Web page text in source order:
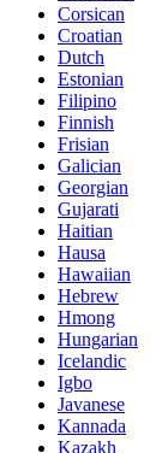
Corsican
Croatian
Dutch
Estonian
Filipino
Finnish
Frisian
Galician
Georgian
Gujarati
Haitian
Hausa
Hawaiian
Hebrew
Hmong
Hungarian
Icelandic
Igbo
Javanese
Kannada
Kazakh